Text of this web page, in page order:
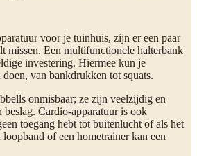
voor je tuinhuis, zijn er een paar
missen. Een multifunctionele halterbank
investering. Hiermee kun je
van bankdrukken tot squats.
onmisbaar; ze zijn veelzijdig en
Cardio-apparatuur is ook
toegang hebt tot buitenlucht of als het
of een hometrainer kan een